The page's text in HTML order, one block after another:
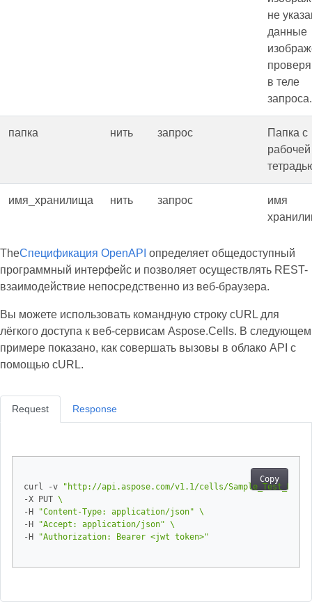
не
данные
в теле
запроса.
папка нить запрос
Папка с
рабочей
имя_хранилища нить запрос
имя
TheСпецификация OpenAPI определяет общедоступный
программный интерфейс и позволяет осуществлять REST-
взаимодействие непосредственно из веб-браузера.
Вы можете использовать командную строку cURL для
лёгкого доступа к веб-сервисам Aspose.Cells. В следующем
примере показано, как совершать вызовы в облако API с
помощью cURL.
Request
Copy
curl -v
"http://api.aspose.com/v1.1/cells/
-X PUT
-H
"Content-Type: application/json"
-H
"Accept: application/json"
-H
"Authorization: Bearer <jwt token>"
Response